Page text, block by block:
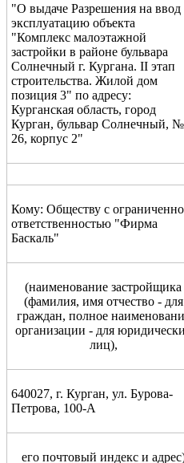
"О выдаче Разрешения на ввод
эксплуатацию объекта
"Комплекс малоэтажной
застройки в районе бульвара
Солнечный г. Кургана. II этап
строительства. Жилой дом
позиция 3" по адресу:
Курганская область, город
Курган, бульвар Солнечный, №
26, корпус 2"
Кому: Обществу с
ответственностью "Фирма
Баскаль"
(наименование застройщика
(фамилия, имя отчество - для
граждан, полное
организации - для
лиц),
640027, г. Курган, ул. Бурова-
Петрова, 100-А
его почтовый индекс и